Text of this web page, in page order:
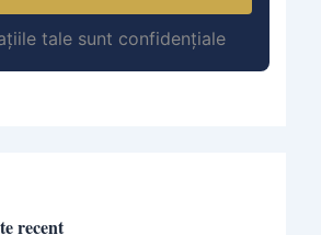
tale sunt confidențiale
recent